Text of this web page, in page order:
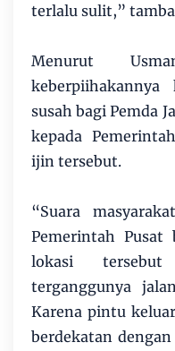
terlalu sulit,”
Menurut
keberpiihakannya
susah bagi Pemda
kepada
ijin tersebut.
“Suara
Pemerintah
lokasi tersebut
terganggunya
Karena pintu
berdekatan